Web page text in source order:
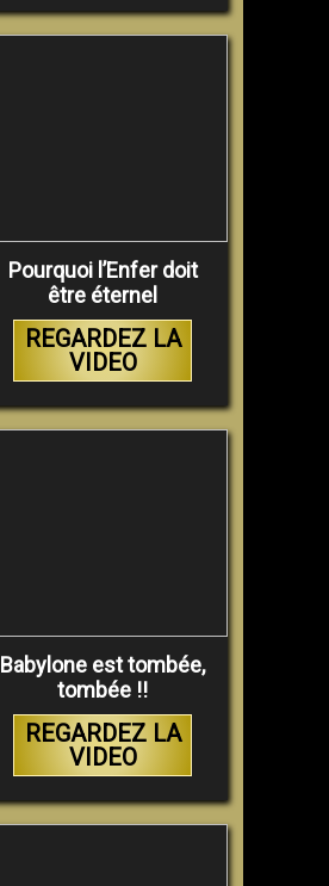
Pourquoi l’Enfer doit
être éternel
REGARDEZ LA
VIDEO
Babylone est tombée,
tombée !!
REGARDEZ LA
VIDEO